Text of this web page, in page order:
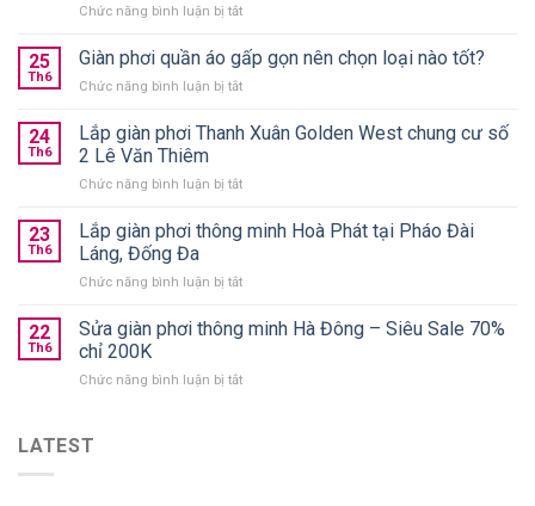
Chức năng bình luận bị tắtở
giàn
phơi
thông
treo
hãng
từ
25
Th6
Giàn phơi quần áo gấp gọn nên chọn loại nào tốt?
Chức năng bình luận bị tắtở
phơi
gấp
nên
nào
24
Th6
Lắp giàn phơi Thanh Xuân Golden West chung cư số
2 Lê Văn Thiêm
Chức năng bình luận bị tắtở
giàn
Xuân
West
số
23
Th6
Lắp giàn phơi thông minh Hoà Phát tại Pháo Đài
Láng, Đống Đa
Chức năng bình luận bị tắtở
giàn
phơi
minh
22
Th6
Sửa giàn phơi thông minh Hà Đông – Siêu Sale 70%
chỉ 200K
Chức năng bình luận bị tắtở
LATEST